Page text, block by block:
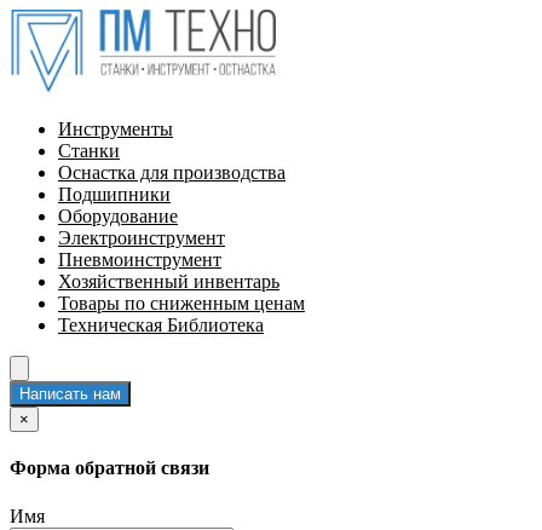
Инструменты
Станки
Оснастка для производства
Подшипники
Оборудование
Электроинструмент
Пневмоинструмент
Хозяйственный инвентарь
Товары по сниженным ценам
Техническая Библиотека
Написать нам
×
Форма обратной связи
Имя